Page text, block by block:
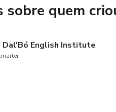
sobre quem
Dal'Bó English Institute